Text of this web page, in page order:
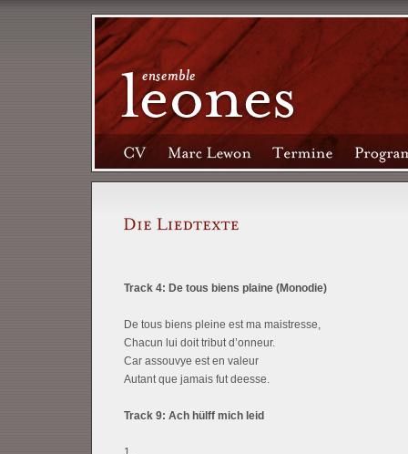
Track 4: De tous biens plaine (Monodie)
De tous biens pleine est ma maistresse,
Chacun lui doit tribut d’onneur.
Car assouvye est en valeur
Autant que jamais fut deesse.
Track 9: Ach hülff mich leid